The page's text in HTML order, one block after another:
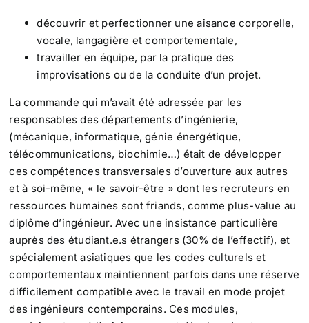
découvrir et perfectionner une aisance corporelle,
vocale, langagière et comportementale,
travailler en équipe, par la pratique des
improvisations ou de la conduite d’un projet.
La commande qui m’avait été adressée par les
responsables des départements d’ingénierie,
(mécanique, informatique, génie énergétique,
télécommunications, biochimie…) était de développer
ces compétences transversales d’ouverture aux autres
et à soi-même, « le savoir-être » dont les recruteurs en
ressources humaines sont friands, comme plus-value au
diplôme d’ingénieur. Avec une insistance particulière
auprès des étudiant.e.s étrangers (30% de l’effectif), et
spécialement asiatiques que les codes culturels et
comportementaux maintiennent parfois dans une réserve
difficilement compatible avec le travail en mode projet
des ingénieurs contemporains. Ces modules,